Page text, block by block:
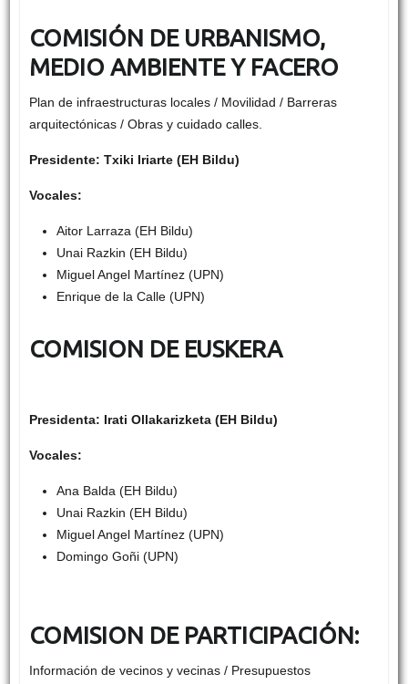
COMISIÓN DE URBANISMO,
MEDIO AMBIENTE Y FACERO
Plan de infraestructuras locales / Movilidad / Barreras
arquitectónicas / Obras y cuidado calles.
Presidente: Txiki Iriarte (EH Bildu)
Vocales:
Aitor Larraza (EH Bildu)
Unai Razkin (EH Bildu)
Miguel Angel Martínez (UPN)
Enrique de la Calle (UPN)
COMISION DE EUSKERA
Presidenta: Irati Ollakarizketa (EH Bildu)
Vocales:
Ana Balda (EH Bildu)
Unai Razkin (EH Bildu)
Miguel Angel Martínez (UPN)
Domingo Goñi (UPN)
COMISION DE PARTICIPACIÓN:
Información de vecinos y vecinas / Presupuestos